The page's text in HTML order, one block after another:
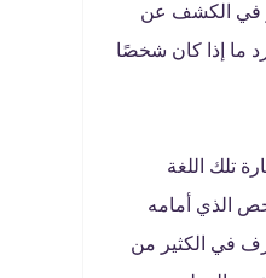
في الكشف عن
ما إذا كان شخصًا
تلك اللغة
الذي أمامه
في الكثير من